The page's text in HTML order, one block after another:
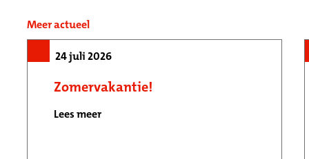
Meer actueel
24 juli 2026
Zomervakantie!
Lees meer